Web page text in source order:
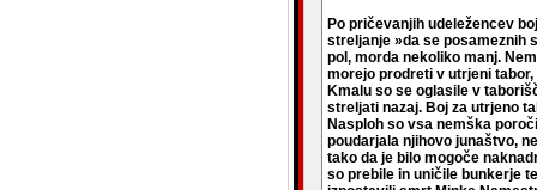
Po pričevanjih udeležencev
streljanje »da se posameznih
pol, morda nekoliko manj.
morejo prodreti v utrjeni
Kmalu so se oglasile v
streljati nazaj. Boj za utrjeno
Nasploh so vsa nemška
poudarjala njihovo junaštvo,
tako da je bilo mogoče
so prebile in uničile bunkerje